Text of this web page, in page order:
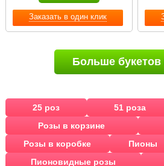
Заказать в один клик
Больше букетов
25 роз 51 роза
Розы в корзине
Розы в коробке
Пионы
Пионовидные розы